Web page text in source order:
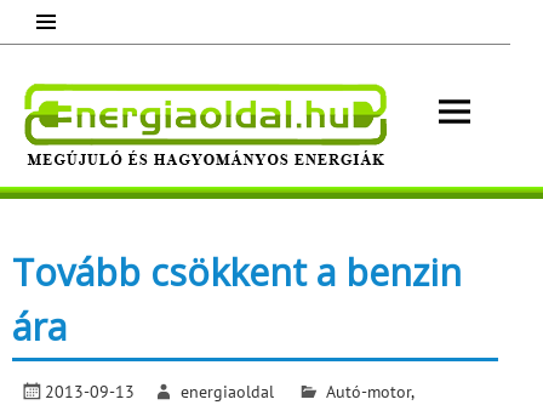
content
Megújuló és hagyományos energiák.
Tovább csökkent a benzin
ára
2013-09-13 energiaoldal Autó-motor,